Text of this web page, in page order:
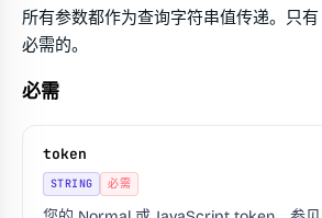
所有参数都作为查询字符串值传递。只有
必需的。
必需
token
STRING 必需